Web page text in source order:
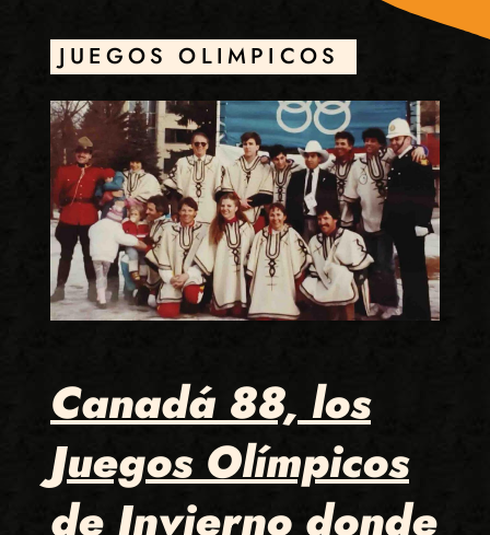
JUEGOS OLIMPICOS
Canadá 88, los
Juegos Olímpicos
de Invierno donde